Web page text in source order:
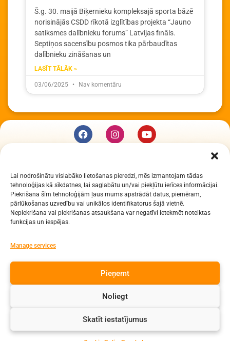
Lai nodrošinātu vislabāko lietošanas pieredzi, mēs izmantojam tādas
tehnoloģijas kā sīkdatnes, lai saglabātu un/vai piekļūtu ierīces informācijai.
Piekrišana šīm tehnoloģijām ļaus mums apstrādāt datus, piemēram,
pārlūkošanas uzvedību vai unikālos identifikatorus šajā vietnē.
Nepiekrišana vai piekrišanas atsaukšana var negatīvi ietekmēt noteiktas
funkcijas un iespējas.
Manage services
Pieņemt
Noliegt
Skatīt iestatījumus
Š.g. 30. maijā Biķernieku kompleksajā sporta bāzē
norisinājās CSDD rīkotā izglītības projekta “Jauno
satiksmes dalībnieku forums” Latvijas fināls.
Septiņos sacensību posmos tika pārbaudītas
dalībnieku zināšanas un
LASĪT TĀLĀK »
03/06/2025 Nav komentāru
Daugavpils Zinātņu vidusskola
Raiņa iela 30, Daugavpils, LV-5401
Reģ. Nr. 2713903513 (IZM)
Daugavpils valstspilsētas pašvaldība 90000077325
tālr. Direktors: 65423030,
Lietvedis: 65421923
Visas tiesības aizsargātas